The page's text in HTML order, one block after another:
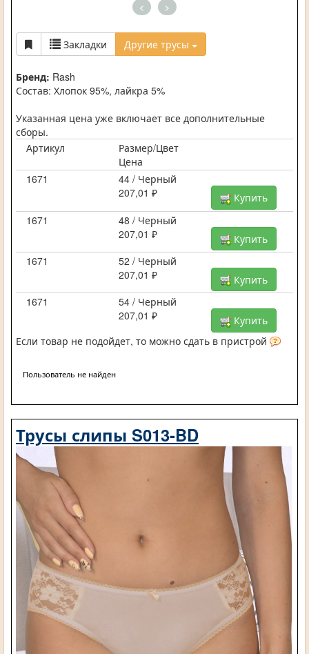
< >
Закладки Другие трусы
Бренд: Rash
Состав: Хлопок 95%, лайкра 5%
Указанная цена уже включает все дополнительные
сборы.
Артикул
Размер/Цвет
Цена
1671
44 / Черный
207,01 ₽
Купить
1671
48 / Черный
207,01 ₽
Купить
1671
52 / Черный
207,01 ₽
Купить
1671
54 / Черный
207,01 ₽
Купить
Если товар не подойдет, то можно сдать в пристрой
Пользователь не найден
Трусы слипы S013-BD